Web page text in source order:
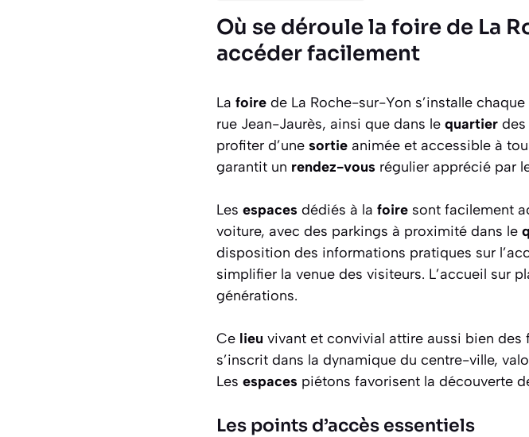
Où se déroule la foire de La
accéder facilement
La foire de La Roche-sur-Yon s’installe
rue Jean-Jaurès, ainsi que dans le quartier des
profiter d’une sortie animée et accessible à
garantit un rendez-vous régulier apprécié par
Les espaces dédiés à la foire sont facilement
voiture, avec des parkings à proximité dans le
disposition des informations pratiques sur
simplifier la venue des visiteurs. L’accueil sur
générations.
Ce lieu vivant et convivial attire aussi bien des
s’inscrit dans la dynamique du centre-ville,
Les espaces piétons favorisent la découverte
Les points d’accès essentiels